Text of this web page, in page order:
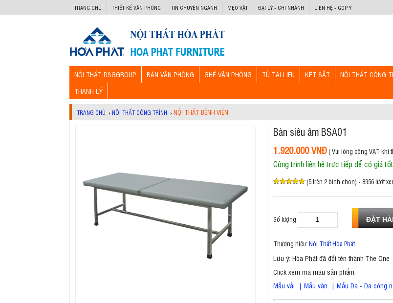
TRANG CHỦ THIẾT KẾ VĂN PHÒNG TIN CHUYÊN NGÀNH MẸO VẶT ĐẠI LÝ - CHI NHÁNH LIÊN HỆ - GÓP Ý
NỘI THẤT DSGGROUP BÀN VĂN PHÒNG GHẾ VĂN PHÒNG TỦ TÀI LIỆU KÉT SẮT NỘI THẤT CÔNG
THANH LÝ
TRANG CHỦ › NỘI THẤT CÔNG TRÌNH ›NỘI THẤT BỆNH VIỆN
Bàn siêu âm BSA01
1.920.000 VNĐ( Vui lòng cộng VAT khi
Công trình liên hệ trực tiếp để có giá
(5 trên 2 bình chọn) - 8956 lượt
Số lượng
Thương hiệu: Nội Thất Hòa Phát
Lưu ý: Hòa Phát đã đổi tên thành The One
Click xem mã màu sản phẩm:
Mẫu vải | Mẫu ván | Mẫu Da - Da công